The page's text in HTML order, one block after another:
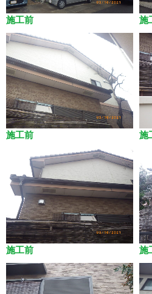
施工前 施
施工前 施
施工前 施